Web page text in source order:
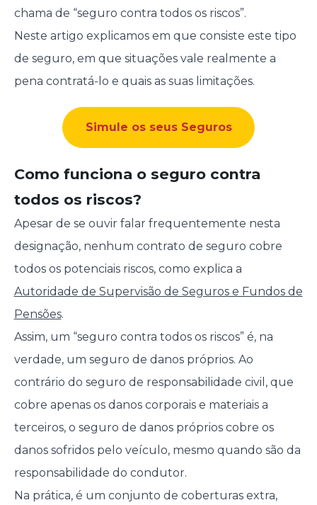
chama de “seguro contra todos os riscos”.
Neste artigo explicamos em que consiste este tipo
de seguro, em que situações vale realmente a
pena contratá-lo e quais as suas limitações.
Simule os seus Seguros
Como funciona o seguro contra
todos os riscos?
Apesar de se ouvir falar frequentemente nesta
designação, nenhum contrato de seguro cobre
todos os potenciais riscos, como explica a
Autoridade de Supervisão de Seguros e Fundos de
Pensões.
Assim, um “seguro contra todos os riscos” é, na
verdade, um seguro de danos próprios. Ao
contrário do seguro de responsabilidade civil, que
cobre apenas os danos corporais e materiais a
terceiros, o seguro de danos próprios cobre os
danos sofridos pelo veículo, mesmo quando são da
responsabilidade do condutor.
Na prática, é um conjunto de coberturas extra,